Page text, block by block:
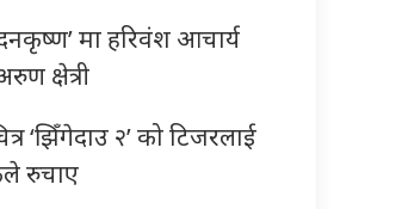
मा हरिवंश आचार्य
क्षेत्री
‘झिँगेदाउ २’ को टिजरलाई
रुचाए